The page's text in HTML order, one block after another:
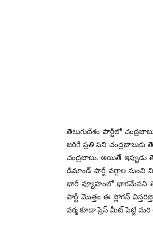
తెలుగుదేశం పార్టీలో
జరిగే ప్రతి పని చంద్రబాబుకు
చంద్రబాబు. అయితే
డిమాండ్ పార్టీ వర్గాల నుంచి
భారీ వ్యూహంలో భాగమేనని
పార్టీ మొత్తం ఈ స్లోగన్
వర్మ కూడా ప్రెస్ మీట్ పెట్టి